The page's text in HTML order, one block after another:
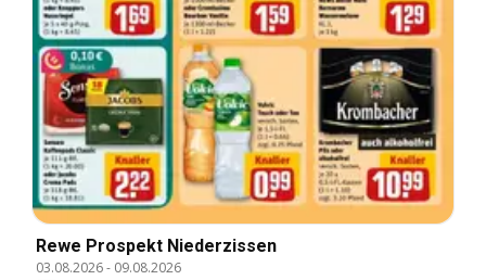
Rewe Prospekt Niederzissen
03.08.2026- 09.08.2026